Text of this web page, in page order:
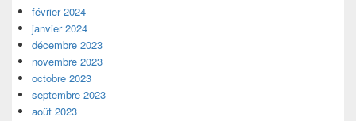
février 2024
janvier 2024
décembre 2023
novembre 2023
octobre 2023
septembre 2023
août 2023